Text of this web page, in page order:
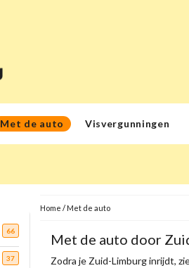
Met de auto Visvergunningen
66
37
Home / Met de auto
Met de auto door
Zodra je Zuid-Limburg inrijdt,